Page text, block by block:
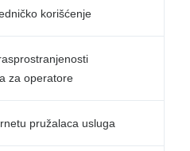
korišćenje
za operatore
pružalaca usluga